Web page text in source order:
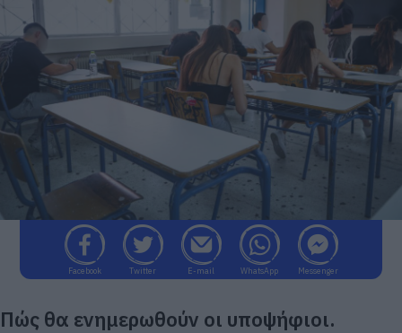
Facebook Twitter E-mail WhatsApp Messenger
Πώς θα ενημερωθούν οι υποψήφιοι.